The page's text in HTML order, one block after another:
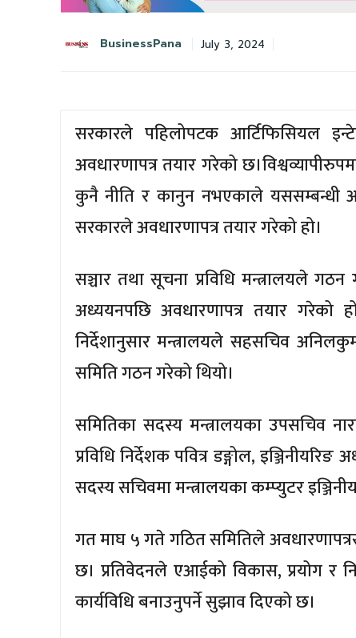
BusinessPana July 3, 2024
सरकारले पहिलोपटक आर्टिफिसियल
अवधारणापत्र तयार गरेको
कुनै नीति र कानुन नभएकाले यससम्बन्धी
सरकारले अवधारणापत्र तयार गरेको हो।
सञ्चार तथा सूचना प्रविधि मन्त्रालयले
अध्ययनपछि अवधारणापत्र तयार गरेको
निर्देशानुसार मन्त्रालयले सहसचिव
समिति गठन गरेको थियो।
समितिका सदस्य मन्त्रालयका उपसचिव
प्रविधि निर्देशक पवित्र डङ्गोल,
सदस्य सचिवमा मन्त्रालयका कम्प्युटर
गत माघ ५ गते गठित समितिले
छ। प्रतिवेदनले एआईको विकास, प्रयोग
कार्यविधि बनाउनुपर्ने सुझाव दिएको छ।